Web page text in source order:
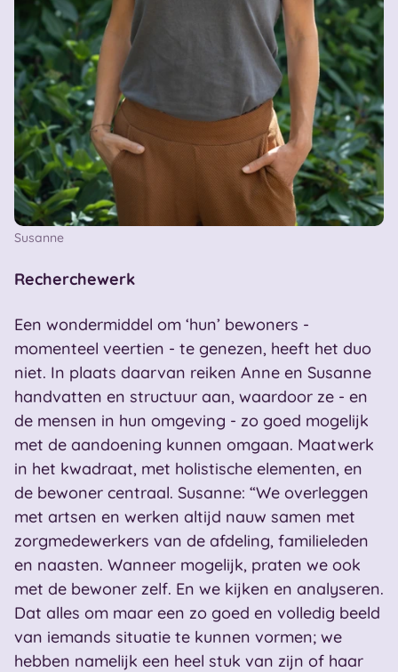
Susanne
Recherchewerk
Een wondermiddel om ‘hun’ bewoners -
momenteel veertien - te genezen, heeft het duo
niet. In plaats daarvan reiken Anne en Susanne
handvatten en structuur aan, waardoor ze - en
de mensen in hun omgeving - zo goed mogelijk
met de aandoening kunnen omgaan. Maatwerk
in het kwadraat, met holistische elementen, en
de bewoner centraal. Susanne: “We overleggen
met artsen en werken altijd nauw samen met
zorgmedewerkers van de afdeling, familieleden
en naasten. Wanneer mogelijk, praten we ook
met de bewoner zelf. En we kijken en analyseren.
Dat alles om maar een zo goed en volledig beeld
van iemands situatie te kunnen vormen; we
hebben namelijk een heel stuk van zijn of haar